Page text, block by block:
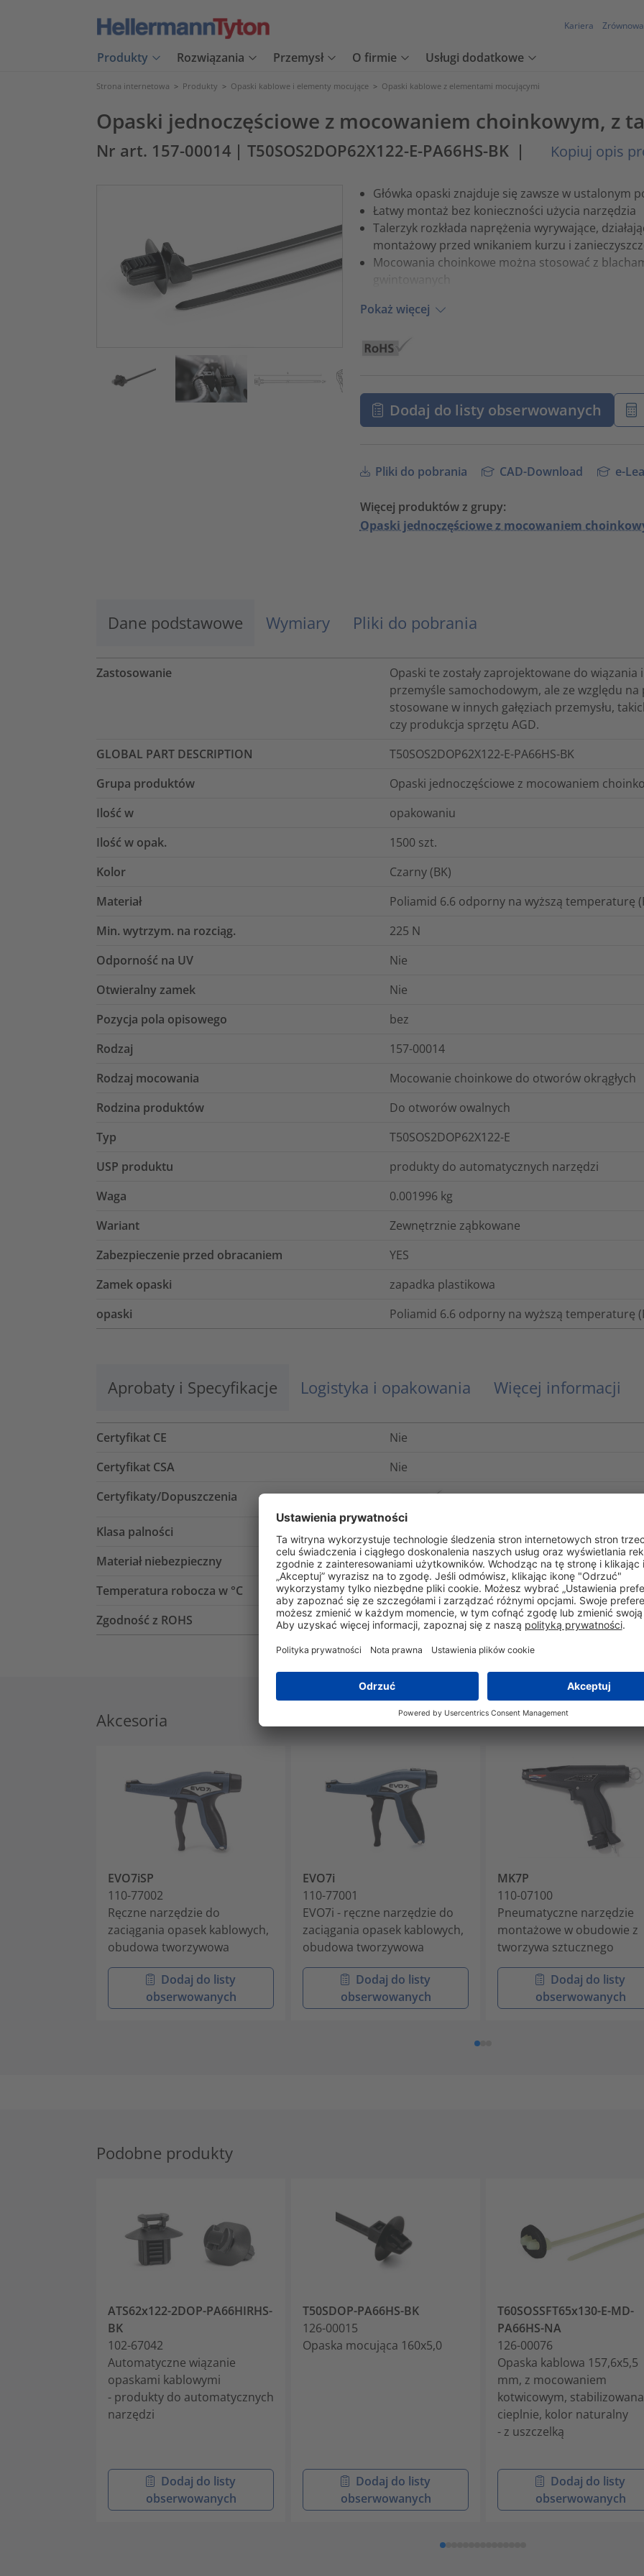
Kariera
Produkty Rozwiązania Przemysł O firmie Usługi dodatkowe
Strona internetowa > Produkty > Opaski kablowe i elementy mocujące > Opaski kablowe z elementami mocującymi
Opaski jednoczęściowe z mocowaniem choinkowym, z
Nr art. 157-00014 | T50SOS2DOP62X122-E-PA66HS-BK | Kopiuj opis
Główka opaski znajduje się zawsze w ustalonym
Łatwy montaż bez konieczności użycia narzędzia
Talerzyk rozkłada naprężenia wyrywające,
montażowy przed wnikaniem kurzu i
Mocowania choinkowe można stosować z
Pokaż więcej
Dodaj do listy obserwowanych
Pliki do pobrania CAD-Download e-
Więcej produktów z grupy:
Opaski jednoczęściowe z mocowaniem
Dane podstawowe Wymiary Pliki do pobrania
Zastosowanie
Opaski te zostały zaprojektowane do
przemyśle samochodowym, ale ze względu
stosowane w innych gałęziach przemysłu,
czy produkcja sprzętu AGD.
GLOBAL PART DESCRIPTION
T50SOS2DOP62X122-E-PA66HS-BK
Grupa produktów
Opaski jednoczęściowe z mocowaniem
Ilość w
opakowaniu
Ilość w opak.
1500 szt.
Kolor
Czarny (BK)
Materiał
Poliamid 6.6 odporny na wyższą temperaturę
Min. wytrzym. na rozciąg.
225 N
Odporność na UV
Nie
Otwieralny zamek
Nie
Pozycja pola opisowego
bez
Rodzaj
157-00014
Rodzaj mocowania
Mocowanie choinkowe do otworów okrągłych
Rodzina produktów
Do otworów owalnych
Typ
T50SOS2DOP62X122-E
USP produktu
produkty do automatycznych narzędzi
Waga
0.001996 kg
Wariant
Zewnętrznie ząbkowane
Zabezpieczenie przed obracaniem
YES
Zamek opaski
zapadka plastikowa
opaski
Poliamid 6.6 odporny na wyższą temperaturę
Aprobaty i Specyfikacje Logistyka i opakowania Więcej informacji
Certyfikat CE
Nie
Certyfikat CSA
Nie
Certyfikaty/Dopuszczenia
Klasa palności
UL 94 V2
Materiał niebezpieczny
Nie
Temperatura robocza w °C
-40°C do +105°C
Zgodność z ROHS
Tak
Akcesoria
EVO7iSP
110-77002
Ręczne narzędzie do
zaciągania opasek kablowych,
obudowa tworzywowa
Dodaj do listy
obserwowanych
EVO7i
110-77001
EVO7i - ręczne narzędzie do
zaciągania opasek kablowych,
obudowa tworzywowa
Dodaj do listy
obserwowanych
MK7P
110-07100
Pneumatyczne narzędzie
montażowe w obudowie z
tworzywa sztucznego
Dodaj do listy
obserwowanych
Podobne produkty
ATS62x122-2DOP-PA66HIRHS-
BK
102-67042
Automatyczne wiązanie
opaskami kablowymi
- produkty do automatycznych
narzędzi
Dodaj do listy
obserwowanych
T50SDOP-PA66HS-BK
126-00015
Opaska mocująca 160x5,0
Dodaj do listy
obserwowanych
T60SOSSFT65x130-E-MD-
PA66HS-NA
126-00076
Opaska kablowa 157,6x5,5
mm, z mocowaniem
kotwicowym, stabilizowana
cieplnie, kolor naturalny
- z uszczelką
Dodaj do listy
obserwowanych